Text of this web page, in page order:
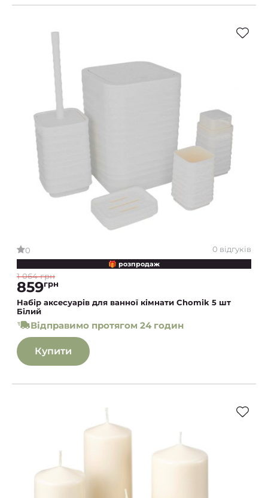
0 0 відгуків
🎁 розпродаж
1 064 грн
859грн
Набір аксесуарів для ванної кімнати Chomik 5 шт
Білий
Відправимо протягом 24 годин
Купити